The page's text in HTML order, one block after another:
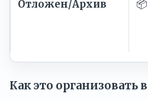
Отложен/Архив 📦
Как это организовать